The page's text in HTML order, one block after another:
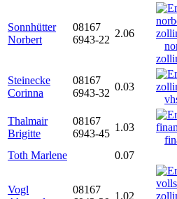
Sonnhütter
Norbert
08167
6943-22
2.06
Steinecke
Corinna
08167
6943-32
0.03
Thalmair
Brigitte
08167
6943-45
1.03
Toth Marlene
0.07
Vogl
08167
1.02